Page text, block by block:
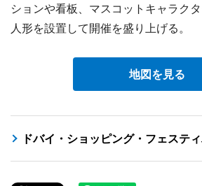
ションや看板、マスコットキャラク
人形を設置して開催を盛り上げる。
地図を見る
ドバイ・ショッピング・フェステ